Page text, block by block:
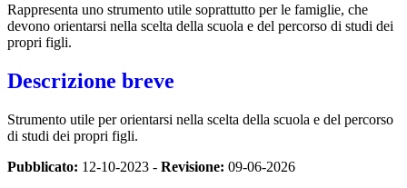
Rappresenta uno strumento utile soprattutto per le famiglie, che
devono orientarsi nella scelta della scuola e del percorso di studi dei
propri figli.
Descrizione breve
Strumento utile per orientarsi nella scelta della scuola e del percorso
di studi dei propri figli.
Pubblicato: 12-10-2023 - Revisione: 09-06-2026